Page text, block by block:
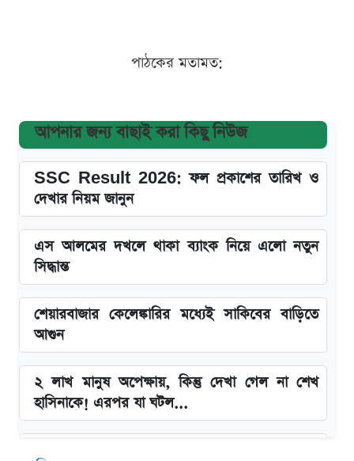
পাঠকের মতামত:
আপনার জন্য বাছাই করা কিছু নিউজ
SSC Result 2026: ফল প্রকাশের তারিখ ও
দেখার নিয়ম জানুন
এস আলমের দখলে থাকা ব্যাংক নিয়ে এলো নতুন
সিদ্ধান্ত
শেয়ারবাজার কেলেঙ্কারির মধ্যেই সাকিবের বাড়িতে
আগুন
২ লাখ মানুষ অপেক্ষায়, কিন্তু দেখা গেল না শেখ
হাসিনাকে! এরপর যা ঘটল...